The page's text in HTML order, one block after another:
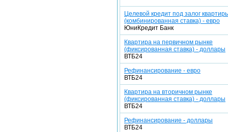
Целевой кредит под залог
(комбинированная ставка) - евро
ЮниКредит Банк
Квартира на первичном рынке
(фиксированная ставка) - доллары
ВТБ24
Рефинансирование - евро
ВТБ24
Квартира на вторичном рынке
(фиксированная ставка) - доллары
ВТБ24
Рефинансирование - доллары
ВТБ24